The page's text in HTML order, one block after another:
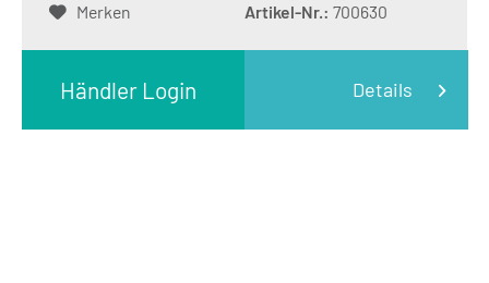
Händler Login Details
Merken Artikel-Nr.: 700630